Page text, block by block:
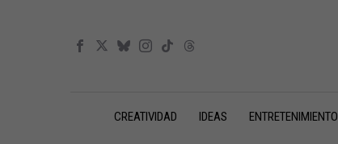
CREATIVIDAD IDEAS ENTRETENIMIENTO